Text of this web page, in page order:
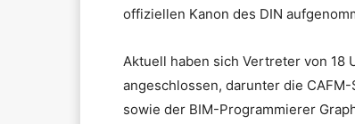
offiziellen Kanon des DIN
Aktuell haben sich Vertreter von 18
angeschlossen, darunter die
sowie der BIM-Programmierer